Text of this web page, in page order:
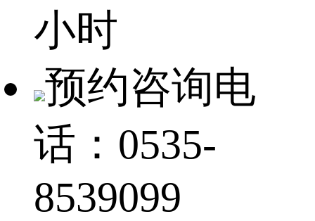
小时
预约咨询电
话：0535-
8539099